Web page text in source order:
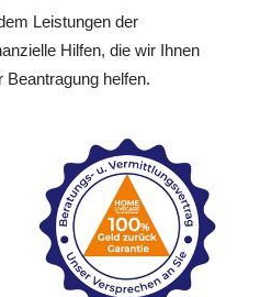
Leistungen der
Hilfen, die wir Ihnen
Beantragung helfen.